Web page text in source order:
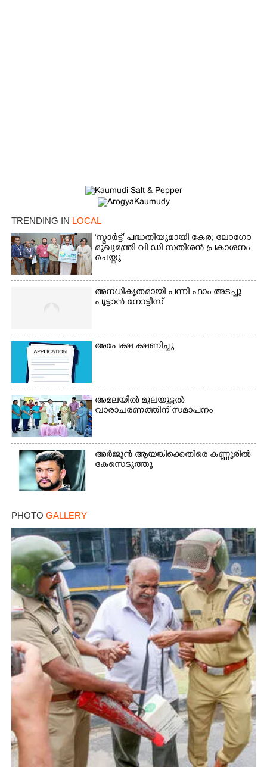
TRENDING IN LOCAL
'സ്മാർട്ട്' പദ്ധതിയുമായി കേര; ലോഗോ
മുഖ്യമന്ത്രി വി ഡി സതീശൻ പ്രകാശനം
ചെയ്തു
അനധികൃതമായി പന്നി ഫാം അടച്ചു
പൂട്ടാൻ നോട്ടീസ്
അപേക്ഷ ക്ഷണിച്ചു
അമലയിൽ മുലയൂട്ടൽ
വാരാചരണത്തിന് സമാപനം
അർജുൻ ആയങ്കിക്കെതിരെ കണ്ണൂരിൽ
കേസെടുത്തു
PHOTO GALLERY
Copy Link